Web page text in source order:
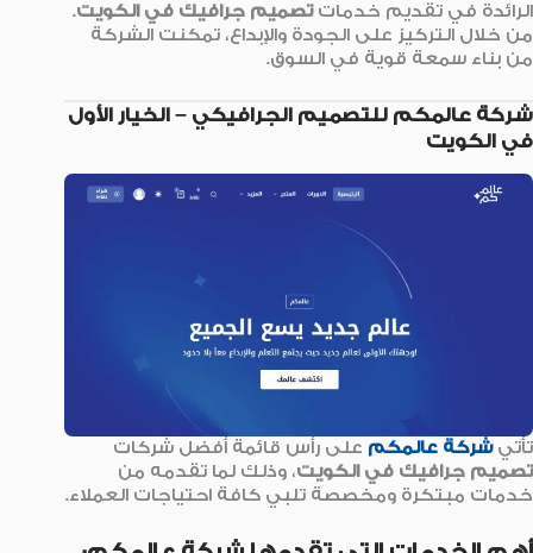
الرائدة في تقديم خدماتتصميم جرافيك في الكويت.
من خلال التركيز على الجودة والإبداع، تمكنت الشركة
من بناء سمعة قوية في السوق.
شركة عالمكم للتصميم الجرافيكي – الخيار الأول
في الكويت
تأتيشركة عالمكم على رأس قائمة أفضل شركات
تصميم جرافيك في الكويت، وذلك لما تقدمه من
خدمات مبتكرة ومخصصة تلبي كافة احتياجات العملاء.